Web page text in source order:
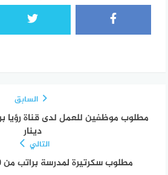
السابق
دينار
التالي
مطلوب سكرتيرة لمدرسة براتب من 280 إلى 290 دينار